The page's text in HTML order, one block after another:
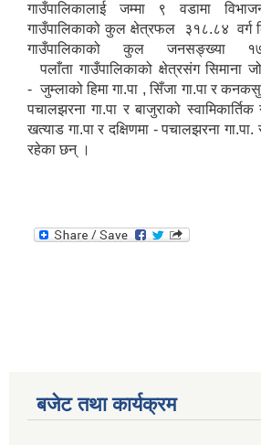
गाउँपालिकालाई जम्मा ९ वडामा
गाउँपालिकाको कुल क्षेत्रफल ३१८.८४ वर्ग
गाउँपालिकाको कुल जनसङ्ख्या
पलाँता गाउँपालिकाको क्षेत्रसंग सिमाना
- जुम्लाको हिमा गा.पा , सिँजा गा.पा र
पचालझरना गा.पा र बाजुराको
खत्याड गा.पा र दक्षिणमा - पचालझरना
रहेका छन् ।
बजेट तथा कार्यक्रम